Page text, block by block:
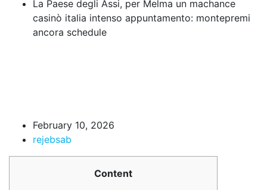
La Paese degli Assi, per Melma un machance
casinò italia intenso appuntamento: montepremi
ancora schedule
February 10, 2026
rejebsab
Content